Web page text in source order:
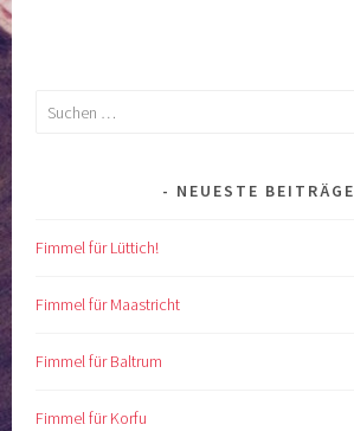
Suchen
NEUESTE BEITRÄGE
Fimmel für Lüttich!
Fimmel für Maastricht
Fimmel für Baltrum
Fimmel für Korfu